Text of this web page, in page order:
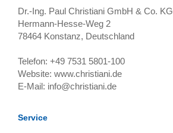
Dr.-Ing. Paul Christiani GmbH & Co. KG
Hermann-Hesse-Weg 2
78464 Konstanz, Deutschland
Telefon: +49 7531 5801-100
Website: www.christiani.de
E-Mail: info@christiani.de
Service